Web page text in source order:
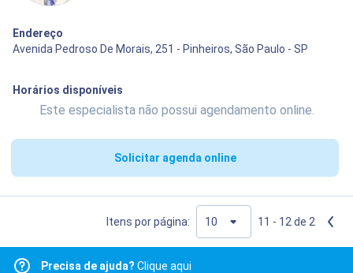
Endereço
Avenida Pedroso De Morais, 251 - Pinheiros, São Paulo - SP
Horários disponíveis
Este especialista não possui agendamento online.
Solicitar agenda online
Itens por página: 11 - 12 de 2
Precisa de ajuda? Clique aqui